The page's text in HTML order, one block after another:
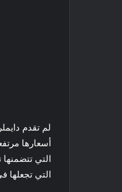
أسعارها
التي
التي تجعلها